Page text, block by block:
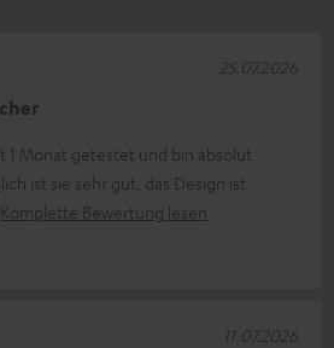
1 Monat getestet und bin absolut
ist sie sehr gut, das Design ist
Komplette Bewertung lesen
25.07.2026
11.07.2026